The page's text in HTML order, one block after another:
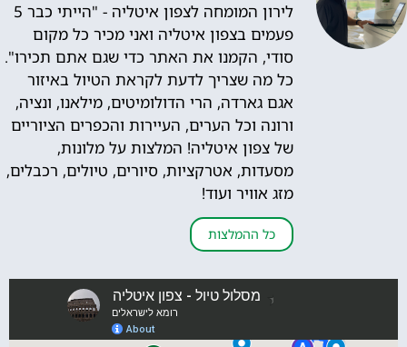
לירון המומחה לצפון איטליה - "הייתי כבר 5
פעמים בצפון איטליה ואני מכיר כל מקום
סודי, הקמנו את האתר כדי שגם אתם תכירו".
כל מה שצריך לדעת לקראת הטיול באיזור
אגם גארדה, הרי הדולומיטים, מילאנו, ונציה,
ורונה וכל הערים, העיירות והכפרים הציוריים
של צפון איטליה! המלצות על מלונות,
מסעדות, אטרקציות, סיורים, טיולים, רכבלים,
מזג אוויר ועוד!
כל ההמלצות